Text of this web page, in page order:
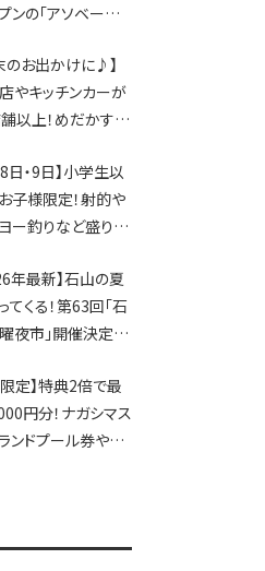
ンの「アソベース
ゲームで青果や日
でゲットできる新
ト！
のお出かけに♪】
やキッチンカーが
以上！めだかすく
ライターによるライ
。【和邇ふれあい夏
日・9日】小学生以
子様限定！射的や
ー釣りなど盛りだ
こ縁日開催♪【モリ
年最新】石山の夏
てくる！第63回「石
夜市」開催決定！
勢揃い【7月18日・
8月1日】大津市
限定】特典2倍で最
円分！ナガシマス
ンドプール券や人